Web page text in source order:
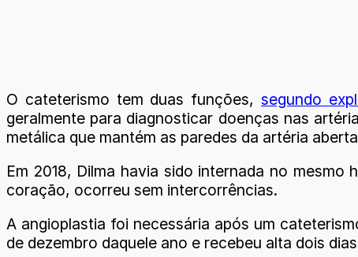
O cateterismo tem duas funções, segundo
geralmente para diagnosticar doenças nas
metálica que mantém as paredes da artéria
Em 2018, Dilma havia sido internada no
coração, ocorreu sem intercorrências.
A angioplastia foi necessária após um
de dezembro daquele ano e recebeu alta dois